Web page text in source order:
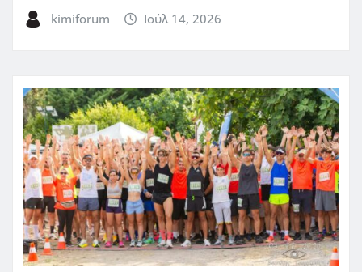
kimiforum Ιούλ 14, 2026